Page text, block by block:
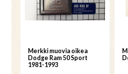
Merkki muovia oikea
Dodge Ram 50 Sport
1981-1993